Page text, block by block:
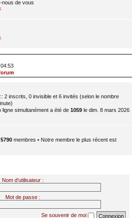
nous de vous
2 inscrits, 0 invisible et 6 invités (selon le nombre
ligne simultanément a été de 1059 le dim. 8 mars 2026
5790 membres • Notre membre le plus récent est
Nom d’utilisateur :
Mot de passe :
Se souvenir de moi